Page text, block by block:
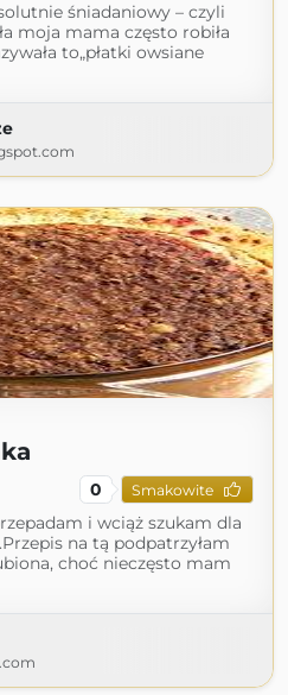
śniadaniowy – czyli
moja mama często robiła
to„płatki owsiane
0 Smakowite
i wciąż szukam dla
na tą podpatrzyłam
choć nieczęsto mam